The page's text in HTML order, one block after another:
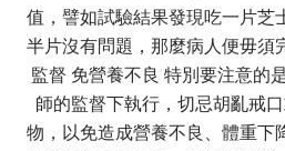
值，譬如試驗結果發現吃一片芝
半片沒有問題，那麼病人便毋須
監督 免營養不良 特別要注意的
師的監督下執行，切忌胡亂戒
物，以免造成營養不良、體重下